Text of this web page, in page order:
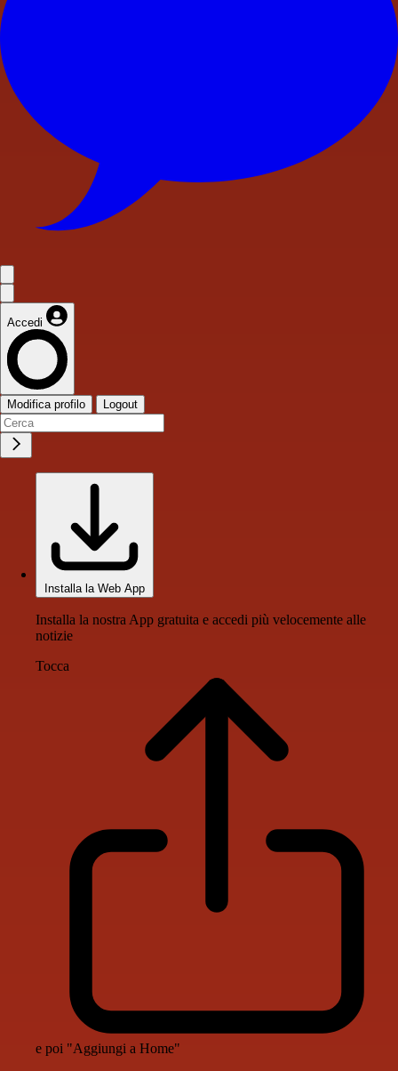
Accedi
Modifica profilo Logout
Installa la Web App
Installa la nostra App gratuita e accedi più velocemente alle
notizie
Tocca
e poi "Aggiungi a Home"